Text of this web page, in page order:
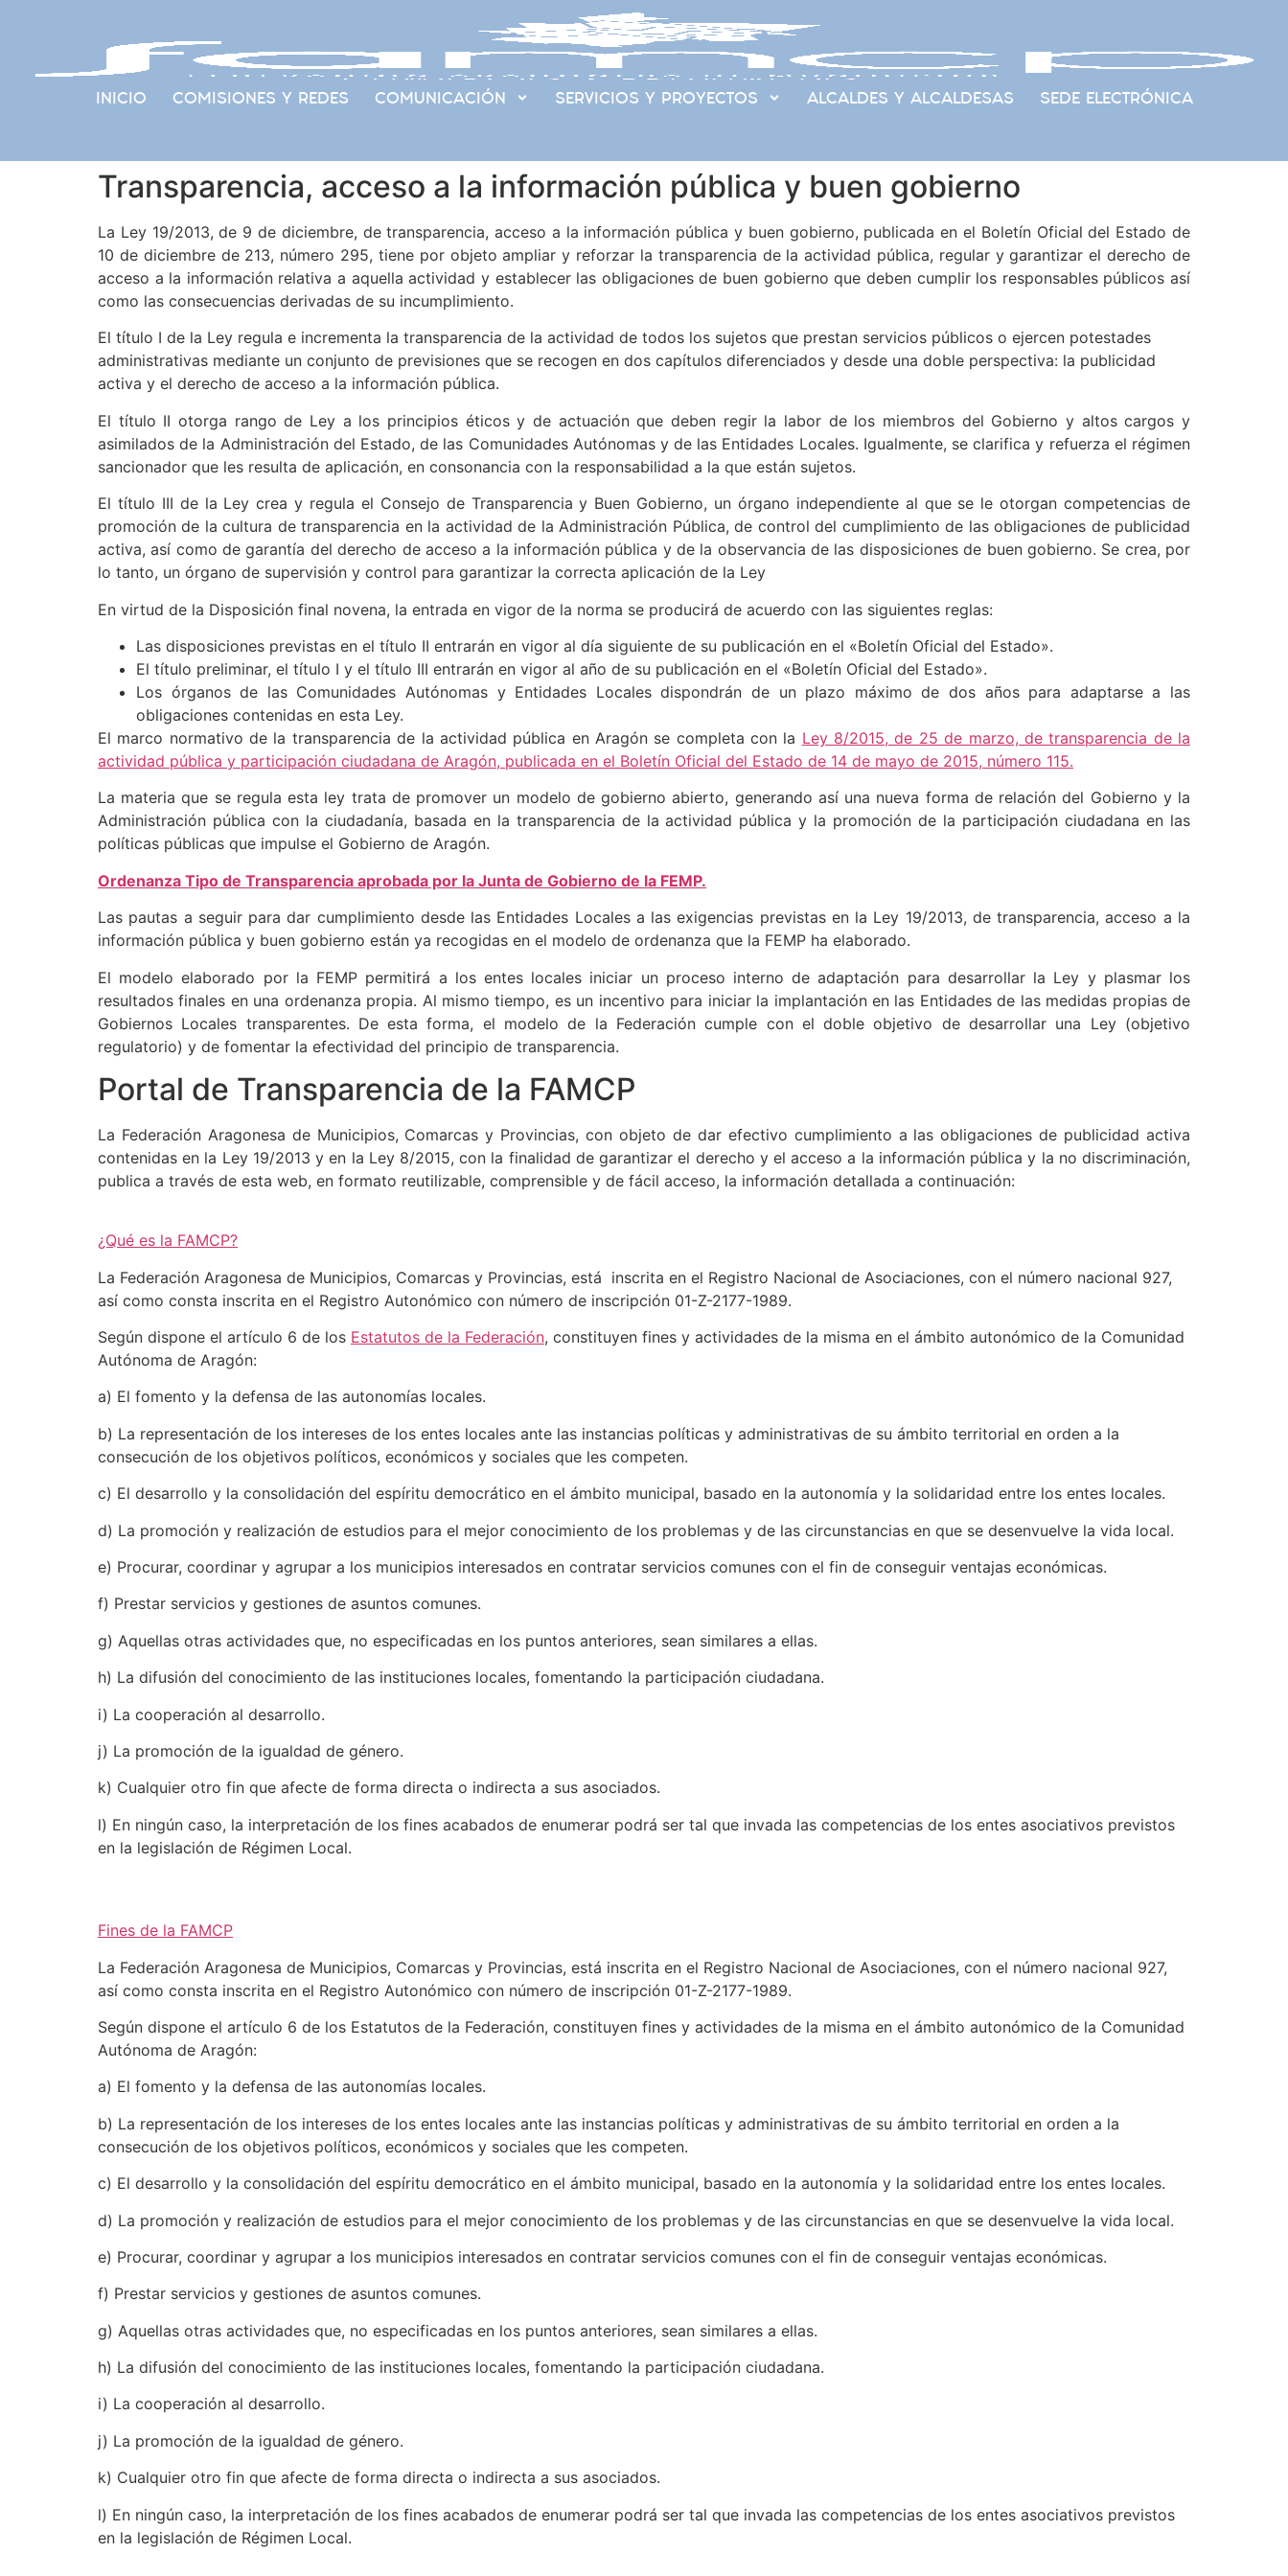
INICIO COMISIONES Y REDES COMUNICACIÓN SERVICIOS Y PROYECTOS ALCALDES Y ALCALDESAS SEDE ELECTRÓNICA
Transparencia, acceso a la información pública y buen gobierno
La Ley 19/2013, de 9 de diciembre, de transparencia, acceso a la información pública y buen gobierno, publicada en el Boletín Oficial del Estado de
10 de diciembre de 213, número 295, tiene por objeto ampliar y reforzar la transparencia de la actividad pública, regular y garantizar el derecho de
acceso a la información relativa a aquella actividad y establecer las obligaciones de buen gobierno que deben cumplir los responsables públicos así
como las consecuencias derivadas de su incumplimiento.
El título I de la Ley regula e incrementa la transparencia de la actividad de todos los sujetos que prestan servicios públicos o ejercen potestades
administrativas mediante un conjunto de previsiones que se recogen en dos capítulos diferenciados y desde una doble perspectiva: la publicidad
activa y el derecho de acceso a la información pública.
El título II otorga rango de Ley a los principios éticos y de actuación que deben regir la labor de los miembros del Gobierno y altos cargos y
asimilados de la Administración del Estado, de las Comunidades Autónomas y de las Entidades Locales. Igualmente, se clarifica y refuerza el régimen
sancionador que les resulta de aplicación, en consonancia con la responsabilidad a la que están sujetos.
El título III de la Ley crea y regula el Consejo de Transparencia y Buen Gobierno, un órgano independiente al que se le otorgan competencias de
promoción de la cultura de transparencia en la actividad de la Administración Pública, de control del cumplimiento de las obligaciones de publicidad
activa, así como de garantía del derecho de acceso a la información pública y de la observancia de las disposiciones de buen gobierno. Se crea, por
lo tanto, un órgano de supervisión y control para garantizar la correcta aplicación de la Ley
En virtud de la Disposición final novena, la entrada en vigor de la norma se producirá de acuerdo con las siguientes reglas:
Las disposiciones previstas en el título II entrarán en vigor al día siguiente de su publicación en el «Boletín Oficial del Estado».
El título preliminar, el título I y el título III entrarán en vigor al año de su publicación en el «Boletín Oficial del Estado».
Los órganos de las Comunidades Autónomas y Entidades Locales dispondrán de un plazo máximo de dos años para adaptarse a las
obligaciones contenidas en esta Ley.
El marco normativo de la transparencia de la actividad pública en Aragón se completa con la Ley 8/2015, de 25 de marzo, de transparencia de la
actividad pública y participación ciudadana de Aragón, publicada en el Boletín Oficial del Estado de 14 de mayo de 2015, número 115.
La materia que se regula esta ley trata de promover un modelo de gobierno abierto, generando así una nueva forma de relación del Gobierno y la
Administración pública con la ciudadanía, basada en la transparencia de la actividad pública y la promoción de la participación ciudadana en las
políticas públicas que impulse el Gobierno de Aragón.
Ordenanza Tipo de Transparencia aprobada por la Junta de Gobierno de la FEMP.
Las pautas a seguir para dar cumplimiento desde las Entidades Locales a las exigencias previstas en la Ley 19/2013, de transparencia, acceso a la
información pública y buen gobierno están ya recogidas en el modelo de ordenanza que la FEMP ha elaborado.
El modelo elaborado por la FEMP permitirá a los entes locales iniciar un proceso interno de adaptación para desarrollar la Ley y plasmar los
resultados finales en una ordenanza propia. Al mismo tiempo, es un incentivo para iniciar la implantación en las Entidades de las medidas propias de
Gobiernos Locales transparentes. De esta forma, el modelo de la Federación cumple con el doble objetivo de desarrollar una Ley (objetivo
regulatorio) y de fomentar la efectividad del principio de transparencia.
Portal de Transparencia de la FAMCP
La Federación Aragonesa de Municipios, Comarcas y Provincias, con objeto de dar efectivo cumplimiento a las obligaciones de publicidad activa
contenidas en la Ley 19/2013 y en la Ley 8/2015, con la finalidad de garantizar el derecho y el acceso a la información pública y la no discriminación,
publica a través de esta web, en formato reutilizable, comprensible y de fácil acceso, la información detallada a continuación:
¿Qué es la FAMCP?
La Federación Aragonesa de Municipios, Comarcas y Provincias, está inscrita en el Registro Nacional de Asociaciones, con el número nacional 927,
así como consta inscrita en el Registro Autonómico con número de inscripción 01-Z-2177-1989.
Según dispone el artículo 6 de los Estatutos de la Federación, constituyen fines y actividades de la misma en el ámbito autonómico de la Comunidad
Autónoma de Aragón:
a) El fomento y la defensa de las autonomías locales.
b) La representación de los intereses de los entes locales ante las instancias políticas y administrativas de su ámbito territorial en orden a la
consecución de los objetivos políticos, económicos y sociales que les competen.
c) El desarrollo y la consolidación del espíritu democrático en el ámbito municipal, basado en la autonomía y la solidaridad entre los entes locales.
d) La promoción y realización de estudios para el mejor conocimiento de los problemas y de las circunstancias en que se desenvuelve la vida local.
e) Procurar, coordinar y agrupar a los municipios interesados en contratar servicios comunes con el fin de conseguir ventajas económicas.
f) Prestar servicios y gestiones de asuntos comunes.
g) Aquellas otras actividades que, no especificadas en los puntos anteriores, sean similares a ellas.
h) La difusión del conocimiento de las instituciones locales, fomentando la participación ciudadana.
i) La cooperación al desarrollo.
j) La promoción de la igualdad de género.
k) Cualquier otro fin que afecte de forma directa o indirecta a sus asociados.
l) En ningún caso, la interpretación de los fines acabados de enumerar podrá ser tal que invada las competencias de los entes asociativos previstos
en la legislación de Régimen Local.
Fines de la FAMCP
La Federación Aragonesa de Municipios, Comarcas y Provincias, está inscrita en el Registro Nacional de Asociaciones, con el número nacional 927,
así como consta inscrita en el Registro Autonómico con número de inscripción 01-Z-2177-1989.
Según dispone el artículo 6 de los Estatutos de la Federación, constituyen fines y actividades de la misma en el ámbito autonómico de la Comunidad
Autónoma de Aragón:
a) El fomento y la defensa de las autonomías locales.
b) La representación de los intereses de los entes locales ante las instancias políticas y administrativas de su ámbito territorial en orden a la
consecución de los objetivos políticos, económicos y sociales que les competen.
c) El desarrollo y la consolidación del espíritu democrático en el ámbito municipal, basado en la autonomía y la solidaridad entre los entes locales.
d) La promoción y realización de estudios para el mejor conocimiento de los problemas y de las circunstancias en que se desenvuelve la vida local.
e) Procurar, coordinar y agrupar a los municipios interesados en contratar servicios comunes con el fin de conseguir ventajas económicas.
f) Prestar servicios y gestiones de asuntos comunes.
g) Aquellas otras actividades que, no especificadas en los puntos anteriores, sean similares a ellas.
h) La difusión del conocimiento de las instituciones locales, fomentando la participación ciudadana.
i) La cooperación al desarrollo.
j) La promoción de la igualdad de género.
k) Cualquier otro fin que afecte de forma directa o indirecta a sus asociados.
l) En ningún caso, la interpretación de los fines acabados de enumerar podrá ser tal que invada las competencias de los entes asociativos previstos
en la legislación de Régimen Local.